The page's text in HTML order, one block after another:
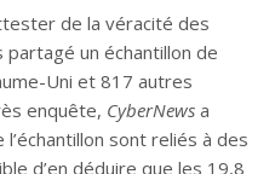
de la véracité des
un échantillon de
Uni et 817 autres
enquête, CyberNewsa
sont reliés à des
d’en déduire que les 19,8